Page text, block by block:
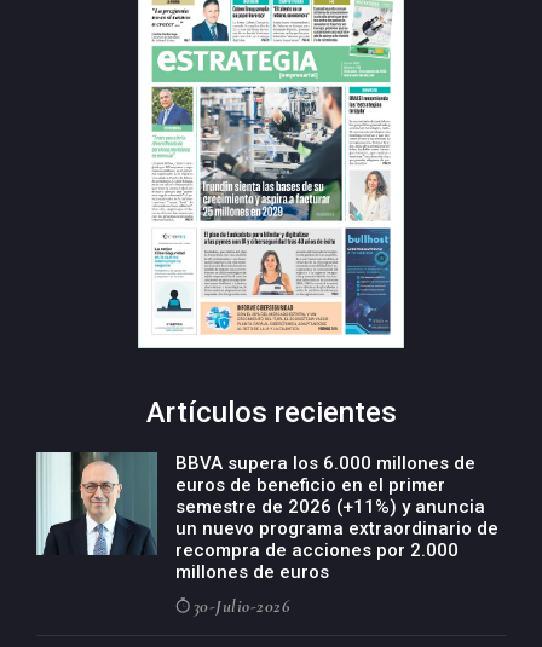
Artículos recientes
BBVA supera los 6.000 millones de
euros de beneficio en el primer
semestre de 2026 (+11%) y anuncia
un nuevo programa extraordinario de
recompra de acciones por 2.000
millones de euros
30-Julio-2026